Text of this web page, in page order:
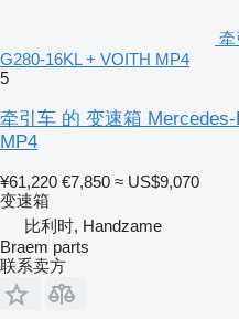
牵
G280-16KL + VOITH MP4
5
牵引车 的 变速箱
MP4
¥61,220 €7,850 ≈ US$9,070
变速箱
比利时, Handzame
Braem parts
联系卖方